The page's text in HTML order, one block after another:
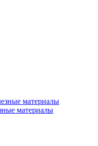
материалы
материалы